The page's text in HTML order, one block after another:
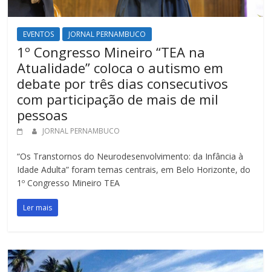
EVENTOS JORNAL PERNAMBUCO
1º Congresso Mineiro “TEA na
Atualidade” coloca o autismo em
debate por três dias consecutivos
com participação de mais de mil
pessoas
JORNAL PERNAMBUCO
“Os Transtornos do Neurodesenvolvimento: da Infância à
Idade Adulta” foram temas centrais, em Belo Horizonte, do
1º Congresso Mineiro TEA
Ler mais